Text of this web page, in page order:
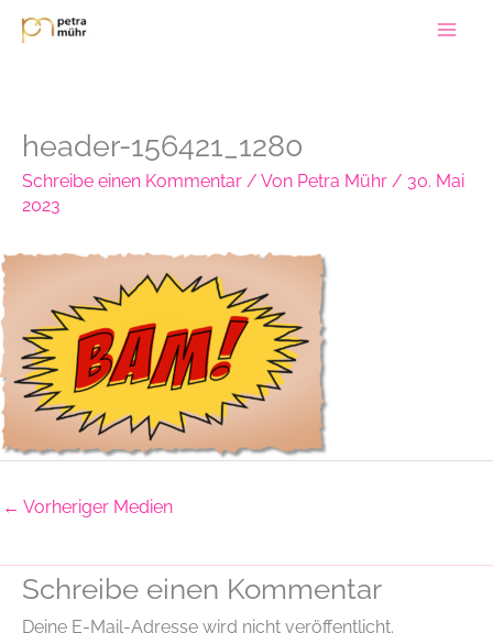
Zum
Inhalt
header-156421_1280
Schreibe einen Kommentar / Von Petra Mühr / 30. Mai
2023
← Vorheriger Medien
Schreibe einen Kommentar
Deine E-Mail-Adresse wird nicht veröffentlicht.